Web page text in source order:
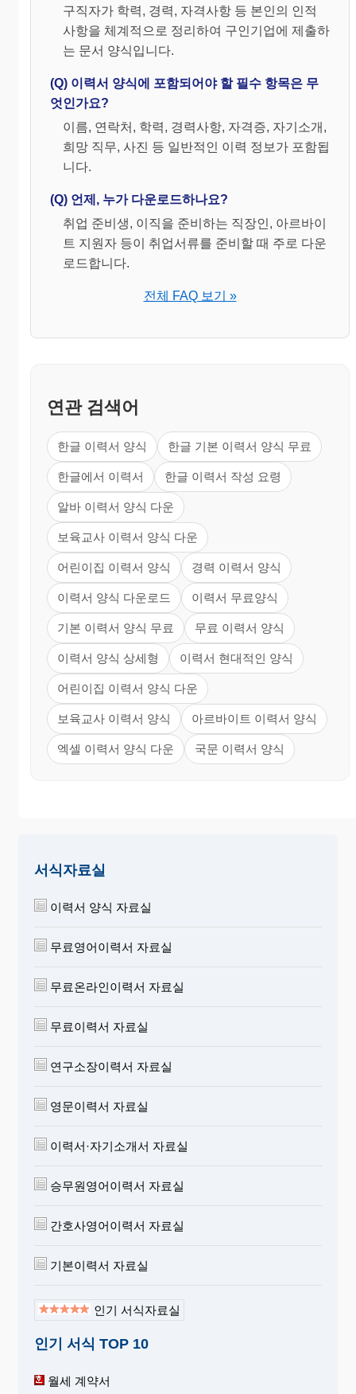
구직자가 학력, 경력, 자격사항 등 본인의 인적
사항을 체계적으로 정리하여 구인기업에 제출하
는 문서 양식입니다.
(Q) 이력서 양식에 포함되어야 할 필수 항목은 무
엇인가요?
이름, 연락처, 학력, 경력사항, 자격증, 자기소개,
희망 직무, 사진 등 일반적인 이력 정보가 포함됩
니다.
(Q) 언제, 누가 다운로드하나요?
취업 준비생, 이직을 준비하는 직장인, 아르바이
트 지원자 등이 취업서류를 준비할 때 주로 다운
로드합니다.
전체 FAQ 보기 »
연관 검색어
한글 이력서 양식 한글 기본 이력서 양식 무료
한글에서 이력서 한글 이력서 작성 요령
알바 이력서 양식 다운
보육교사 이력서 양식 다운
어린이집 이력서 양식 경력 이력서 양식
이력서 양식 다운로드 이력서 무료양식
기본 이력서 양식 무료 무료 이력서 양식
이력서 양식 상세형 이력서 현대적인 양식
어린이집 이력서 양식 다운
보육교사 이력서 양식 아르바이트 이력서 양식
엑셀 이력서 양식 다운 국문 이력서 양식
서식자료실
이력서 양식 자료실
무료영어이력서 자료실
무료온라인이력서 자료실
무료이력서 자료실
연구소장이력서 자료실
영문이력서 자료실
이력서·자기소개서 자료실
승무원영어이력서 자료실
간호사영어이력서 자료실
기본이력서 자료실
인기 서식자료실
인기 서식 TOP 10
월세 계약서